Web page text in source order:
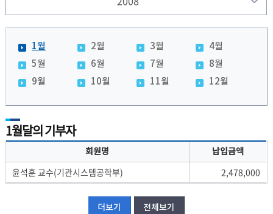
1월 2월 3월
4월
5월
6월 7월
8월
9월
10월 11월 12월
1월달의 기부자
회원명 납입금액
윤석훈 교수(기관시스템공학부) 2,478,000
더보기 전체보기